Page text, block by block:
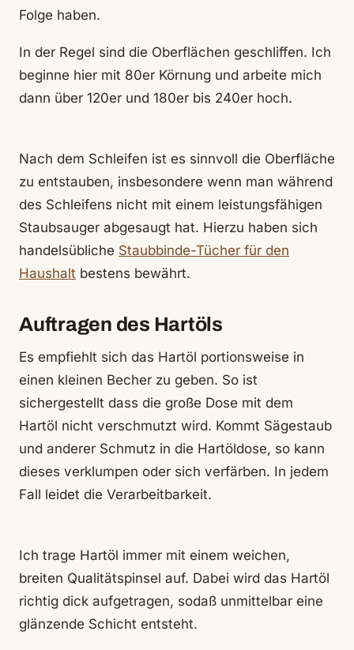
Folge haben.
In der Regel sind die Oberflächen geschliffen. Ich
beginne hier mit 80er Körnung und arbeite mich
dann über 120er und 180er bis 240er hoch.
Nach dem Schleifen ist es sinnvoll die Oberfläche
zu entstauben, insbesondere wenn man während
des Schleifens nicht mit einem leistungsfähigen
Staubsauger abgesaugt hat. Hierzu haben sich
handelsübliche Staubbinde-Tücher für den
Haushalt bestens bewährt.
Auftragen des Hartöls
Es empfiehlt sich das Hartöl portionsweise in
einen kleinen Becher zu geben. So ist
sichergestellt dass die große Dose mit dem
Hartöl nicht verschmutzt wird. Kommt Sägestaub
und anderer Schmutz in die Hartöldose, so kann
dieses verklumpen oder sich verfärben. In jedem
Fall leidet die Verarbeitbarkeit.
Ich trage Hartöl immer mit einem weichen,
breiten Qualitätspinsel auf. Dabei wird das Hartöl
richtig dick aufgetragen, sodaß unmittelbar eine
glänzende Schicht entsteht.